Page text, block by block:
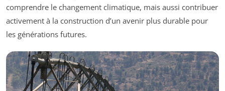
comprendre le changement climatique, mais aussi contribuer
activement à la construction d’un avenir plus durable pour
les générations futures.